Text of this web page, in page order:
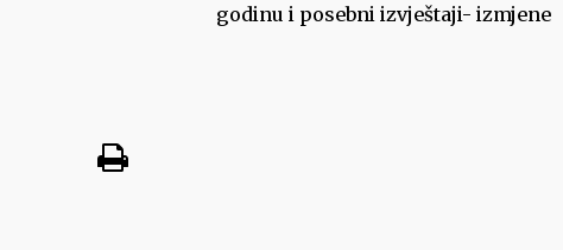
godinu i posebni izvještaji- izmjene